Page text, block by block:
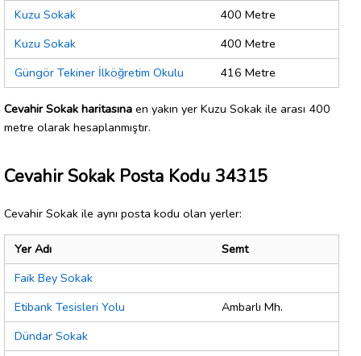
Kuzu Sokak
400 Metre
Kuzu Sokak
400 Metre
Güngör Tekiner İlköğretim Okulu
416 Metre
Cevahir Sokak haritasına en yakın yer Kuzu Sokak ile arası 400
metre olarak hesaplanmıştır.
Cevahir Sokak Posta Kodu 34315
Cevahir Sokak ile aynı posta kodu olan yerler:
Yer Adı
Semt
Faik Bey Sokak
Etibank Tesisleri Yolu
Ambarlı Mh.
Dündar Sokak